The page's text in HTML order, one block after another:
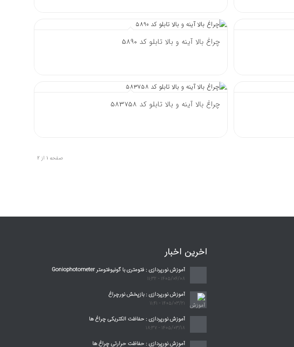
چراغ بالا آینه و بالا تابلو کد 5890
چراغ بالا آینه و بالا تابلو کد 583758
صفحه 1 از 2
اخرین اخبار
آموزش نورپردازی : فتومتری با گونیوفتومتر Goniophotometer
1405/04/08 - 11:32
آموزش نورپردازی : بازپخش نورچراغ
1405/03/21 - 11:41
آموزش نورپردازی : حفاظت الکتریکی چراغ ها
1405/03/18 - 18:37
آموزش نورپردازی : حفاظت حرارتی چراغ ها